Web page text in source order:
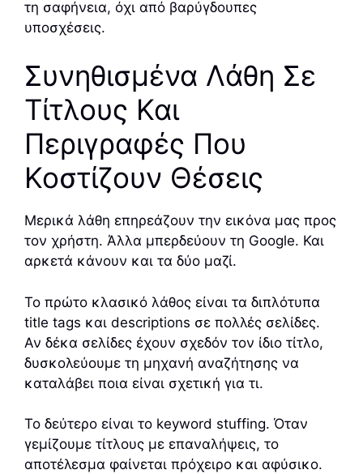
τη σαφήνεια, όχι από βαρύγδουπες
υποσχέσεις.
Συνηθισμένα Λάθη Σε
Τίτλους Και
Περιγραφές Που
Κοστίζουν Θέσεις
Μερικά λάθη επηρεάζουν την εικόνα μας προς
τον χρήστη. Άλλα μπερδεύουν τη Google. Και
αρκετά κάνουν και τα δύο μαζί.
Το πρώτο κλασικό λάθος είναι τα διπλότυπα
title tags και descriptions σε πολλές σελίδες.
Αν δέκα σελίδες έχουν σχεδόν τον ίδιο τίτλο,
δυσκολεύουμε τη μηχανή αναζήτησης να
καταλάβει ποια είναι σχετική για τι.
Το δεύτερο είναι το keyword stuffing. Όταν
γεμίζουμε τίτλους με επαναλήψεις, το
αποτέλεσμα φαίνεται πρόχειρο και αφύσικο.